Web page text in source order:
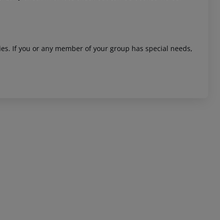
If you or any member of your group has special needs,